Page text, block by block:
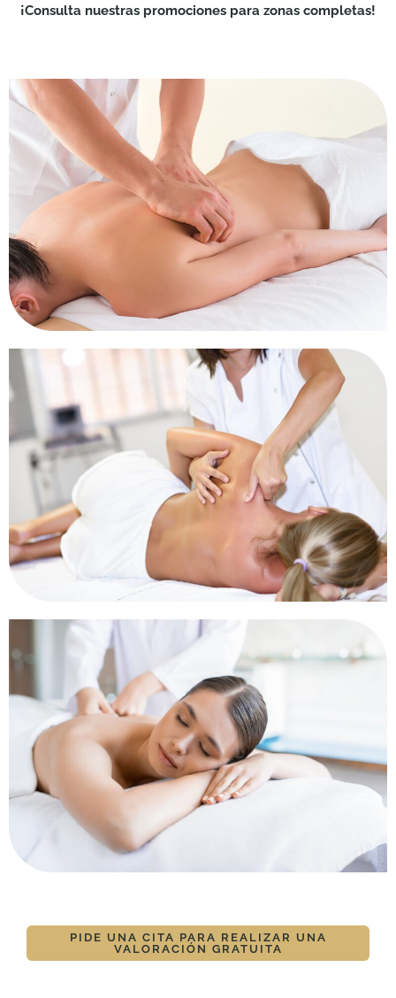
¡Consulta nuestras promociones para zonas completas!
PIDE UNA CITA PARA REALIZAR UNA
VALORACIÓN GRATUITA